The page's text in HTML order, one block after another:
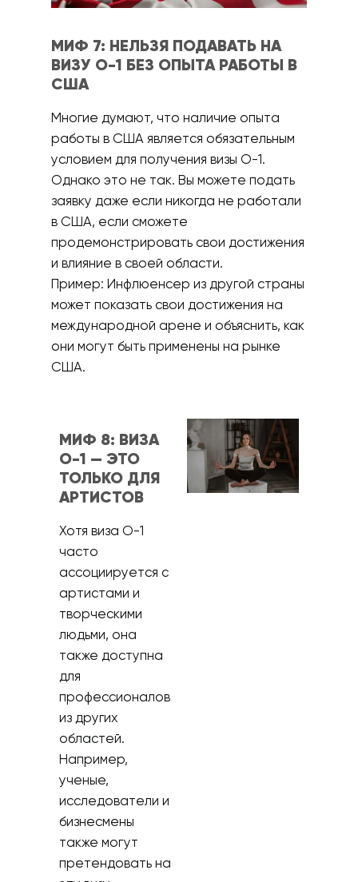
МИФ 7: НЕЛЬЗЯ ПОДАВАТЬ НА
ВИЗУ О-1 БЕЗ ОПЫТА РАБОТЫ В
США
Многие думают, что наличие опыта
работы в США является обязательным
условием для получения визы О-1.
Однако это не так. Вы можете подать
заявку даже если никогда не работали
в США, если сможете
продемонстрировать свои достижения
и влияние в своей области.
Пример: Инфлюенсер из другой страны
может показать свои достижения на
международной арене и объяснить, как
они могут быть применены на рынке
США.
МИФ 8: ВИЗА
О-1 — ЭТО
ТОЛЬКО ДЛЯ
АРТИСТОВ
Хотя виза О-1
часто
ассоциируется с
артистами и
творческими
людьми, она
также доступна
для
профессионалов
из других
областей.
Например,
ученые,
исследователи и
бизнесмены
также могут
претендовать на